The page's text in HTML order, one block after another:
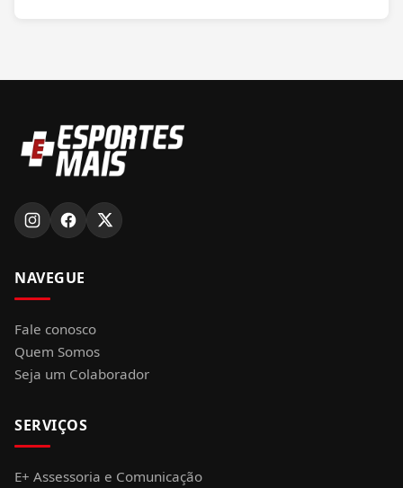
NAVEGUE
Fale conosco
Quem Somos
Seja um Colaborador
SERVIÇOS
E+ Assessoria e Comunicação